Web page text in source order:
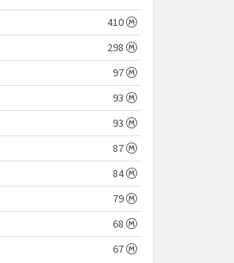
410
298
97
93
93
87
84
79
68
67